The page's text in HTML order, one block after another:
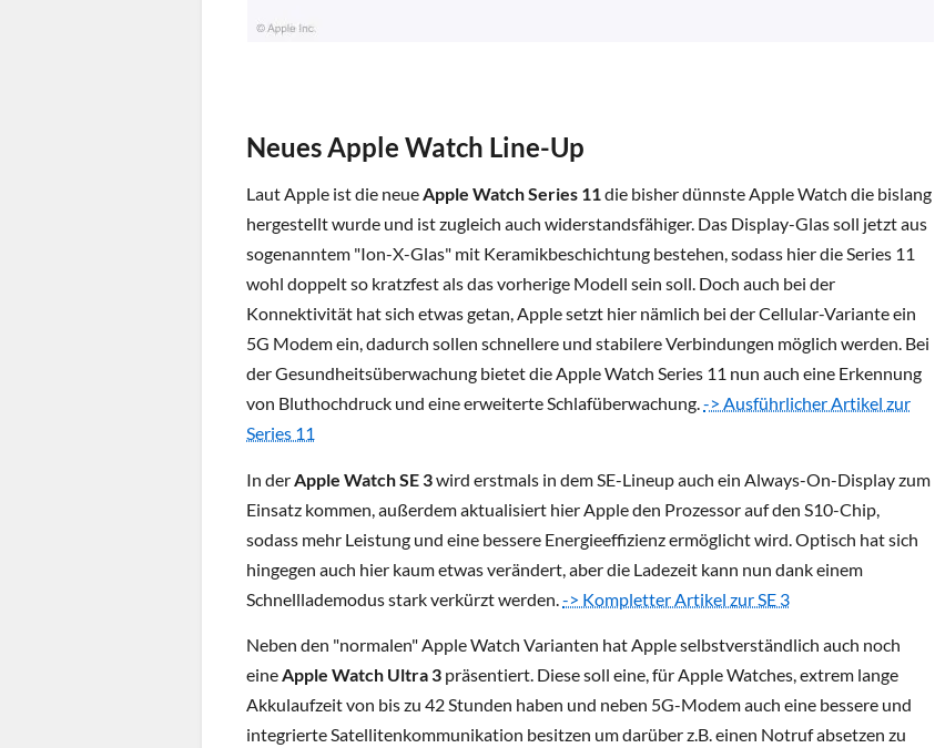
Neues Apple Watch Line-Up
Laut Apple ist die neueApple Watch Series 11die bisher dünnste Apple Watch die bislang
hergestellt wurde und ist zugleich auch widerstandsfähiger. Das Display-Glas soll jetzt aus
sogenanntem "Ion-X-Glas" mit Keramikbeschichtung bestehen, sodass hier die Series 11
wohl doppelt so kratzfest als das vorherige Modell sein soll. Doch auch bei der
Konnektivität hat sich etwas getan, Apple setzt hier nämlich bei der Cellular-Variante ein
5G Modem ein, dadurch sollen schnellere und stabilere Verbindungen möglich werden. Bei
der Gesundheitsüberwachung bietet die Apple Watch Series 11 nun auch eine Erkennung
von Bluthochdruck und eine erweiterte Schlafüberwachung.-> Ausführlicher Artikel zur
Series 11
In derApple Watch SE 3wird erstmals in dem SE-Lineup auch ein Always-On-Display zum
Einsatz kommen, außerdem aktualisiert hier Apple den Prozessor auf den S10-Chip,
sodass mehr Leistung und eine bessere Energieeffizienz ermöglicht wird. Optisch hat sich
hingegen auch hier kaum etwas verändert, aber die Ladezeit kann nun dank einem
Schnelllademodus stark verkürzt werden.-> Kompletter Artikel zur SE 3
Neben den "normalen" Apple Watch Varianten hat Apple selbstverständlich auch noch
eineApple Watch Ultra 3 präsentiert. Diese soll eine, für Apple Watches, extrem lange
Akkulaufzeit von bis zu 42 Stunden haben und neben 5G-Modem auch eine bessere und
integrierte Satellitenkommunikation besitzen um darüber z.B. einen Notruf absetzen zu